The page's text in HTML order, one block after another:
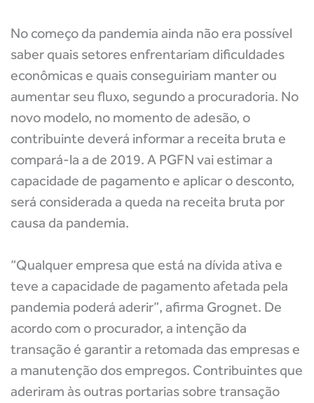
No começo da pandemia ainda não era possível
saber quais setores enfrentariam dificuldades
econômicas e quais conseguiriam manter ou
aumentar seu fluxo, segundo a procuradoria. No
novo modelo, no momento de adesão, o
contribuinte deverá informar a receita bruta e
compará-la a de 2019. A PGFN vai estimar a
capacidade de pagamento e aplicar o desconto,
será considerada a queda na receita bruta por
causa da pandemia.
“Qualquer empresa que está na dívida ativa e
teve a capacidade de pagamento afetada pela
pandemia poderá aderir”, afirma Grognet. De
acordo com o procurador, a intenção da
transação é garantir a retomada das empresas e
a manutenção dos empregos. Contribuintes que
aderiram às outras portarias sobre transação